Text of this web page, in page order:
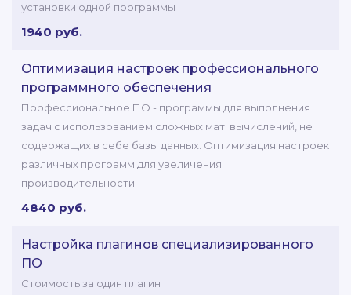
установки одной программы
1940 руб.
Оптимизация настроек профессионального
программного обеспечения
Профессиональное ПО - программы для выполнения
задач с использованием сложных мат. вычислений, не
содержащих в себе базы данных. Оптимизация настроек
различных программ для увеличения
производительности
4840 руб.
Настройка плагинов специализированного
ПО
Стоимость за один плагин